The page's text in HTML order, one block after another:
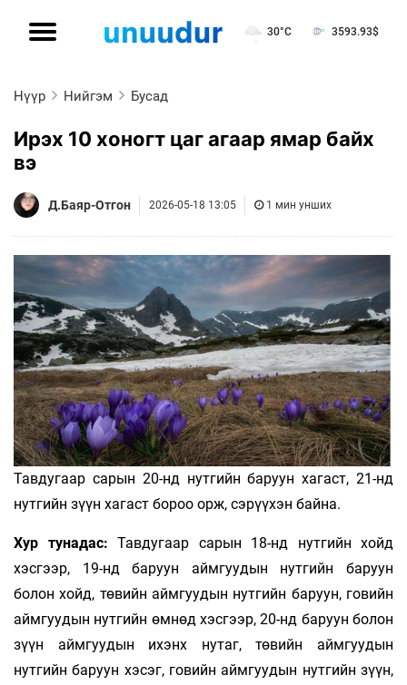
30°C 3593.93$
Нүүр Нийгэм Бусад
Ирэх 10 хоногт цаг агаар ямар байх
вэ
Д.Баяр-Отгон 2026-05-18 13:05 1 мин унших
Тавдугаар сарын 20-нд нутгийн баруун хагаст, 21-нд
нутгийн зүүн хагаст бороо орж, сэрүүхэн байна.
Хур тунадас: Тавдугаар сарын 18-нд нутгийн хойд
хэсгээр, 19-нд баруун аймгуудын нутгийн баруун
болон хойд, төвийн аймгуудын нутгийн баруун, говийн
аймгуудын нутгийн өмнөд хэсгээр, 20-нд баруун болон
зүүн аймгуудын ихэнх нутаг, төвийн аймгуудын
нутгийн баруун хэсэг, говийн аймгуудын нутгийн зүүн,